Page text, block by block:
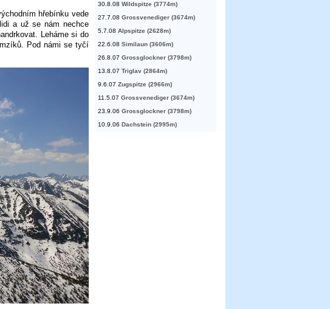
hřebínku vede
a už se nám nechce
Leháme si do
Pod námi se tyčí
30.8.08 Wildspitze (3774m)
27.7.08 Grossvenediger (3674m)
5.7.08 Alpspitze (2628m)
22.6.08 Similaun (3606m)
26.8.07 Grossglockner (3798m)
13.8.07 Triglav (2864m)
9.6.07 Zugspitze (2966m)
11.5.07 Grossvenediger (3674m)
23.9.06 Grossglockner (3798m)
10.9.06 Dachstein (2995m)